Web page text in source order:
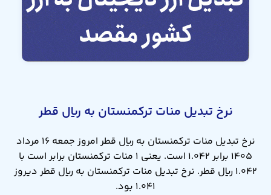
نرخ تبدیل منات ترکمنستان به ریال قطر
نرخ تبدیل منات ترکمنستان به ریال قطر امروز جمعه ۱۶ مرداد
۱۴۰۵ برابر ۱.۰۴۲ است. یعنی ۱ منات ترکمنستان برابر است با
۱.۰۴۲ ریال قطر. نرخ تبدیل منات ترکمنستان به ریال قطر دیروز
۱.۰۴۱ بود.